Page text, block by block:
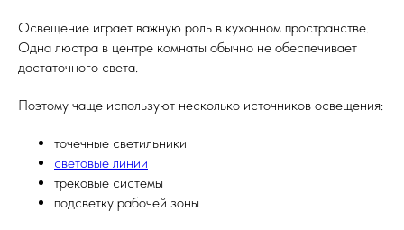
Освещение играет важную роль в кухонном пространстве.
Одна люстра в центре комнаты обычно не обеспечивает
достаточного света.
Поэтому чаще используют несколько источников освещения:
точечные светильники
световые линии
трековые системы
подсветку рабочей зоны